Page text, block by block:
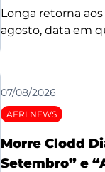
Longa retorna
agosto, data em
07/08/2026
AFRI NEWS
Morre Clodd
Setembro” e